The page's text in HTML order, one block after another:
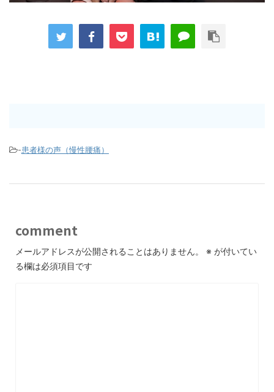
-患者様の声（慢性腰痛）
comment
メールアドレスが公開されることはありません。 ※ が付いてい
る欄は必須項目です